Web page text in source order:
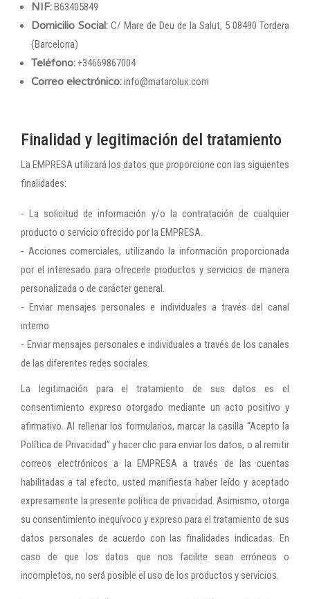
NIF:B63405849
Domicilio Social: C/ Mare de Deu de la Salut, 5 08490 Tordera
(Barcelona)
Teléfono:+34669867004
Correo electrónico:info@matarolux.com
Finalidad y legitimación del tratamiento
La EMPRESA utilizará los datos que proporcione con las siguientes
finalidades:
- La solicitud de información y/o la contratación de cualquier
producto o servicio ofrecido por la EMPRESA.
- Acciones comerciales, utilizando la información proporcionada
por el interesado para ofrecerle productos y servicios de manera
personalizada o de carácter general.
- Enviar mensajes personales e individuales a través del canal
interno
- Enviar mensajes personales e individuales a través de los canales
de las diferentes redes sociales.
La legitimación para el tratamiento de sus datos es el
consentimiento expreso otorgado mediante un acto positivo y
afirmativo. Al rellenar los formularios, marcar la casilla “Acepto la
Política de Privacidad” y hacer clic para enviar los datos, o al remitir
correos electrónicos a la EMPRESA a través de las cuentas
habilitadas a tal efecto, usted manifiesta haber leído y aceptado
expresamente la presente política de privacidad. Asimismo, otorga
su consentimiento inequívoco y expreso para el tratamiento de sus
datos personales de acuerdo con las finalidades indicadas. En
caso de que los datos que nos facilite sean erróneos o
incompletos, no será posible el uso de los productos y servicios.